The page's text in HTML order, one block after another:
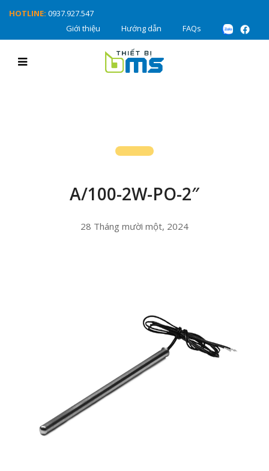
HOTLINE: 0937.927.547
Giới thiệu
Hướng dẫn FAQs
A/100-2W-PO-2″
28 Tháng mười một, 2024